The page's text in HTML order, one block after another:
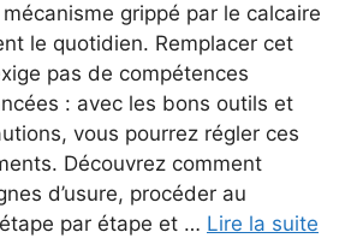
grippé par le calcaire
le quotidien. Remplacer cet
pas de compétences
: avec les bons outils et
vous pourrez régler ces
Découvrez comment
d’usure, procéder au
par étape et … Lire la suite